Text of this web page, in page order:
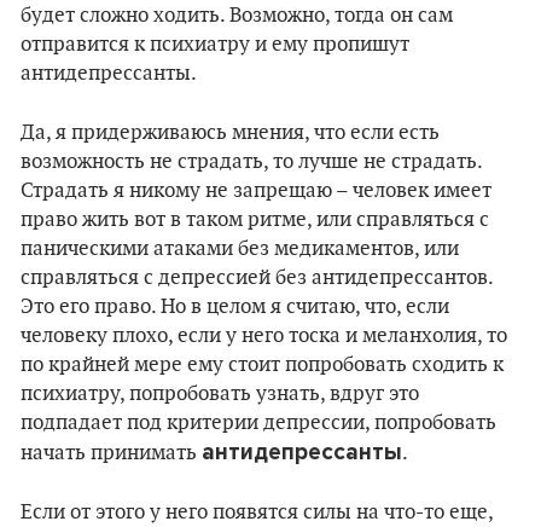
будет сложно ходить. Возможно, тогда он сам
отправится к психиатру и ему пропишут
антидепрессанты.
Да, я придерживаюсь мнения, что если есть
возможность не страдать, то лучше не страдать.
Страдать я никому не запрещаю – человек имеет
право жить вот в таком ритме, или справляться с
паническими атаками без медикаментов, или
справляться с депрессией без антидепрессантов.
Это его право. Но в целом я считаю, что, если
человеку плохо, если у него тоска и меланхолия, то
по крайней мере ему стоит попробовать сходить к
психиатру, попробовать узнать, вдруг это
подпадает под критерии депрессии, попробовать
начать принимать антидепрессанты.
Если от этого у него появятся силы на что-то еще,